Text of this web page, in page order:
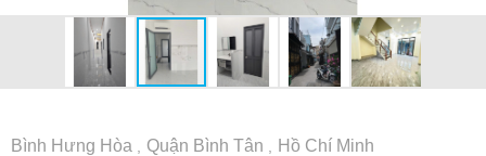
Bình Hưng Hòa Quận Bình Tân Hồ Chí Minh